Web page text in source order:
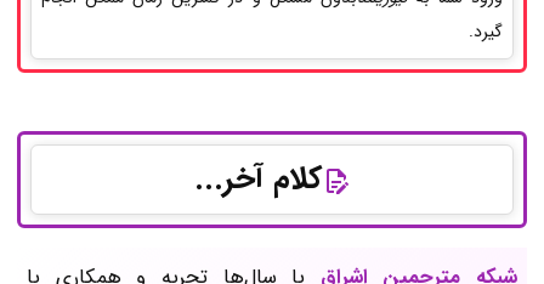
گیرد.
کلام آخر...
شبکه مترجمین اشراق با سال‌ها تجربه و همکاری با